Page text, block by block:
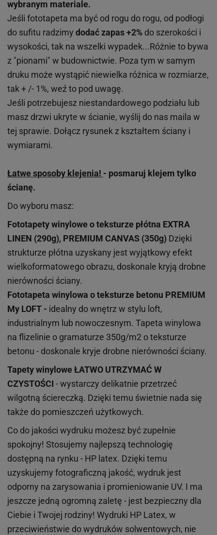
wybranym materiale.
Jeśli fototapeta ma być od rogu do rogu, od podłogi
do sufitu radzimy dodać zapas +2% do szerokości i
wysokości, tak na wszelki wypadek...Różnie to bywa
z "pionami" w budownictwie. Poza tym w samym
druku może wystąpić niewielka różnica w rozmiarze,
tak + /- 1%, weź to pod uwagę.
Jeśli potrzebujesz niestandardowego podziału lub
masz drzwi ukryte w ścianie, wyślij do nas maila w
tej sprawie. Dołącz rysunek z kształtem ściany i
wymiarami.
Łatwe sposoby klejenia! - posmaruj klejem tylko
ścianę.
Do wyboru masz:
Fototapety winylowe oteksturze płótna EXTRA
LINEN (290g), PREMIUM CANVAS (350g) Dzięki
strukturze płótna uzyskany jest wyjątkowy efekt
wielkoformatowego obrazu, doskonale kryją drobne
nierówności ściany.
Fototapeta winylowa oteksturze betonu PREMIUM
My LOFT - idealny do wnętrz w stylu loft,
industrialnym lub nowoczesnym. Tapeta winylowa
na flizelinie o gramaturze 350g/m2 o teksturze
betonu - doskonale kryje drobne nierówności ściany.
Tapety winyloweŁATWO UTRZYMAĆ W
CZYSTOŚCI - wystarczy delikatnie przetrzeć
wilgotną ściereczką. Dzięki temu świetnie nada się
także do pomieszczeń użytkowych.
Co do jakości wydruku możesz być zupełnie
spokojny! Stosujemy najlepszą technologię
dostępną na rynku - HP latex. Dzięki temu
uzyskujemy fotograficzną jakość, wydruk jest
odporny na zarysowania i promieniowanie UV. I ma
jeszcze jedną ogromną zaletę - jest bezpieczny dla
Ciebie i Twojej rodziny! Wydruki HP Latex, w
przeciwieństwie do wydruków solwentowych, nie